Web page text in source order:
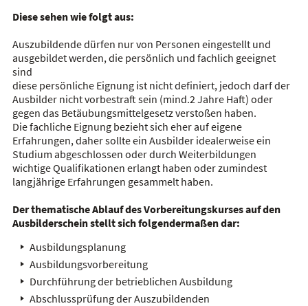
Diese sehen wie folgt aus:
Auszubildende dürfen nur von Personen eingestellt und
ausgebildet werden, die persönlich und fachlich geeignet
sind
diese persönliche Eignung ist nicht definiert, jedoch darf der
Ausbilder nicht vorbestraft sein (mind.2 Jahre Haft) oder
gegen das Betäubungsmittelgesetzverstoßen haben.
Die fachliche Eignung bezieht sich eher auf eigene
Erfahrungen, daher sollte ein Ausbilder idealerweise ein
Studium abgeschlossen oder durch Weiterbildungen
wichtige Qualifikationen erlangt haben oder zumindest
langjährige Erfahrungen gesammelt haben.
Der thematische Ablauf desVorbereitungskursesauf den
Ausbilderschein stellt sich folgendermaßen dar:
Ausbildungsplanung
Ausbildungsvorbereitung
Durchführung der betrieblichen Ausbildung
Abschlussprüfung der Auszubildenden